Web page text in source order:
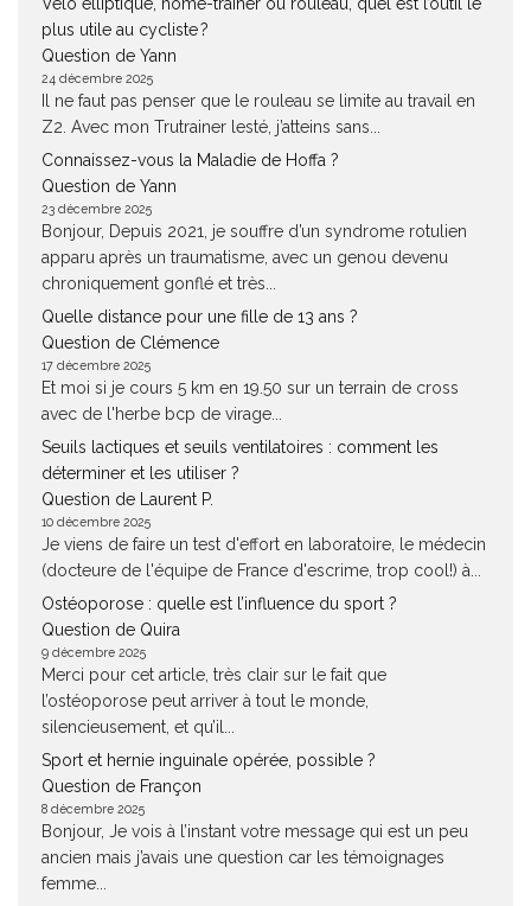
Vélo elliptique, home-trainer ou rouleau, quel est l’outil le
plus utile au cycliste ?
Question de Yann
24 décembre 2025
Il ne faut pas penser que le rouleau se limite au travail en
Z2. Avec mon Trutrainer lesté, j’atteins sans...
Connaissez-vous la Maladie de Hoffa ?
Question de Yann
23 décembre 2025
Bonjour, Depuis 2021, je souffre d’un syndrome rotulien
apparu après un traumatisme, avec un genou devenu
chroniquement gonflé et très...
Quelle distance pour une fille de 13 ans ?
Question de Clémence
17 décembre 2025
Et moi si je cours 5 km en 19.50 sur un terrain de cross
avec de l'herbe bcp de virage...
Seuils lactiques et seuils ventilatoires : comment les
déterminer et les utiliser ?
Question de Laurent P.
10 décembre 2025
Je viens de faire un test d'effort en laboratoire, le médecin
(docteure de l'équipe de France d'escrime, trop cool!) à...
Ostéoporose : quelle est l’influence du sport ?
Question de Quira
9 décembre 2025
Merci pour cet article, très clair sur le fait que
l’ostéoporose peut arriver à tout le monde,
silencieusement, et qu’il...
Sport et hernie inguinale opérée, possible ?
Question de Françon
8 décembre 2025
Bonjour, Je vois à l’instant votre message qui est un peu
ancien mais j’avais une question car les témoignages
femme...